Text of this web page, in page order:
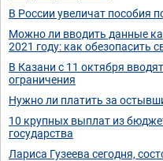
В России увеличат пособия
Можно ли вводить данные
2021 году: как обезопасить
В Казани с 11 октября
ограничения
Нужно ли платить за
10 крупных выплат из
государства
Лариса Гузеева сегодня,